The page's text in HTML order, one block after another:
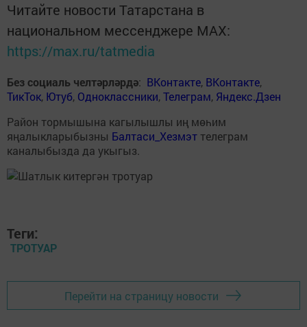
Читайте новости Татарстана в
национальном мессенджере MАХ:
https://max.ru/tatmedia
Без социаль челтәрләрдә: ВКонтакте, ВКонтакте,
ТикТок, Ютуб, Одноклассники,Телеграм, Яндекс.Дзен
Район тормышына кагылышлы иң мөһим
яңалыкларыбызны Балтаси_Хезмэт телеграм
каналыбызда да укыгыз.
Теги:
ТРОТУАР
Перейти на страницу новости